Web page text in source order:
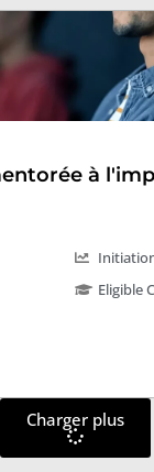
à
Eligible
Charger plus